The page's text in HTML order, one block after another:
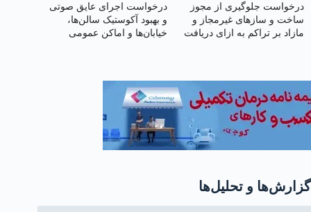
درخواست جلوگیری از مجوز
ساخت و سازهای غیرمجاز و
مازاد بر تراکم به ازای دریافت
درخواست اجرای عایق صوتی
و بهبود آکوستیک سالن‌ها،
خیابان‌ها و اماکن عمومی
گزارش‌ها و تحلیل‌ها